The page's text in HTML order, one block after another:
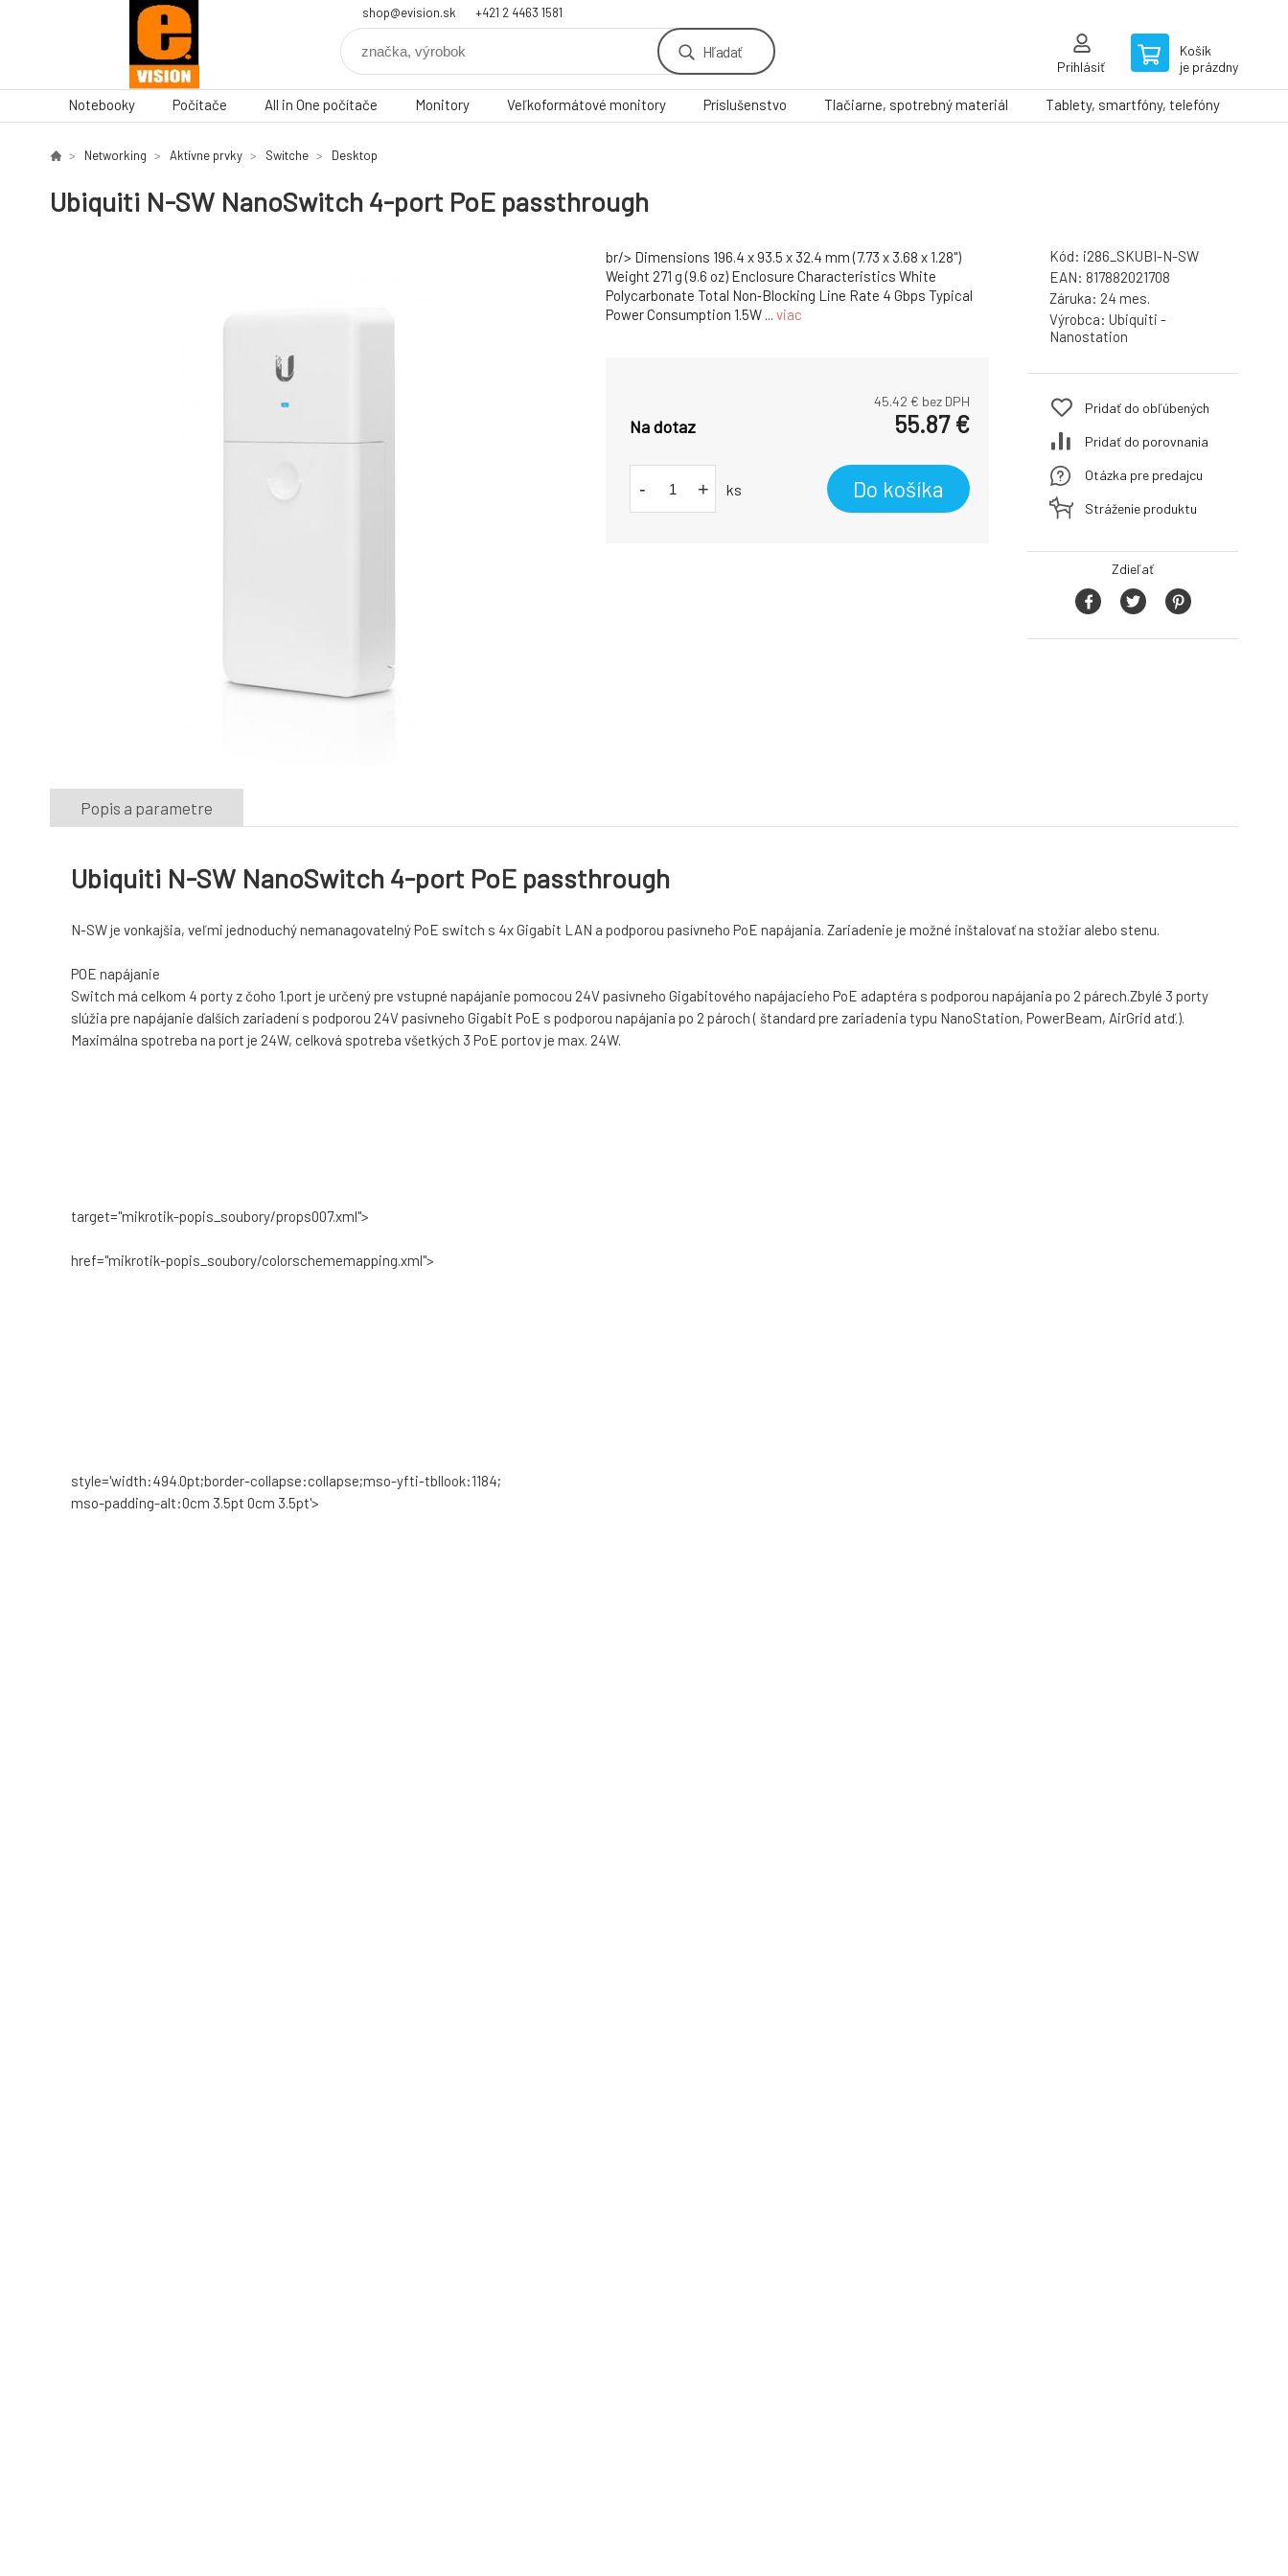
shop@evision.sk +421 2 4463 1581
Hľadať
Prihlásiť
Košík
je prázdny
Notebooky Počítače All in One počítače Monitory Veľkoformátové monitory Príslušenstvo Tlačiarne, spotrebný materiál Tablety, smartfóny, telefóny
Networking Aktívne prvky Switche Desktop
Ubiquiti N-SW NanoSwitch 4-port PoE passthrough
br/> Dimensions 196.4 x 93.5 x 32.4 mm (7.73 x 3.68 x 1.28")
Weight 271 g (9.6 oz) Enclosure Characteristics White
Polycarbonate Total Non‑Blocking Line Rate 4 Gbps Typical
Power Consumption 1.5W ... viac
45.42 € bez DPH
Na dotaz 55.87€
- + ks Do košíka
Kód: i286_SKUBI-N-SW
EAN: 817882021708
Záruka: 24 mes.
Výrobca: Ubiquiti -
Nanostation
Pridať do obľúbených
Pridať do porovnania
Otázka pre predajcu
Stráženie produktu
Zdieľať
Popis a parametre
Ubiquiti N-SW NanoSwitch 4-port PoE passthrough
N-SW je vonkajšia, veľmi jednoduchý nemanagovatelný PoE switch s 4x Gigabit LAN a podporou pasívneho PoE napájania. Zariadenie je možné inštalovať na stožiar alebo stenu.
POE napájanie
Switch má celkom 4 porty z čoho 1.port je určený pre vstupné napájanie pomocou 24V pasívneho Gigabitového napájacieho PoE adaptéra s podporou napájania po 2 párech.Zbylé 3 porty
slúžia pre napájanie ďalších zariadení s podporou 24V pasívneho Gigabit PoE s podporou napájania po 2 pároch ( štandard pre zariadenia typu NanoStation, PowerBeam, AirGrid atď.).
Maximálna spotreba na port je 24W, celková spotreba všetkých 3 PoE portov je max. 24W.
target="mikrotik-popis_soubory/props007.xml">
href="mikrotik-popis_soubory/colorschememapping.xml">
style='width:494.0pt;border-collapse:collapse;mso-yfti-tbllook:1184;
mso-padding-alt:0cm 3.5pt 0cm 3.5pt'>